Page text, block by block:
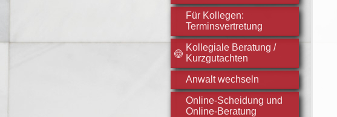
Für Kollegen:
Terminsvertretung
Kollegiale Beratung /
Kurzgutachten
Anwalt wechseln
Online-Scheidung und
Online-Beratung